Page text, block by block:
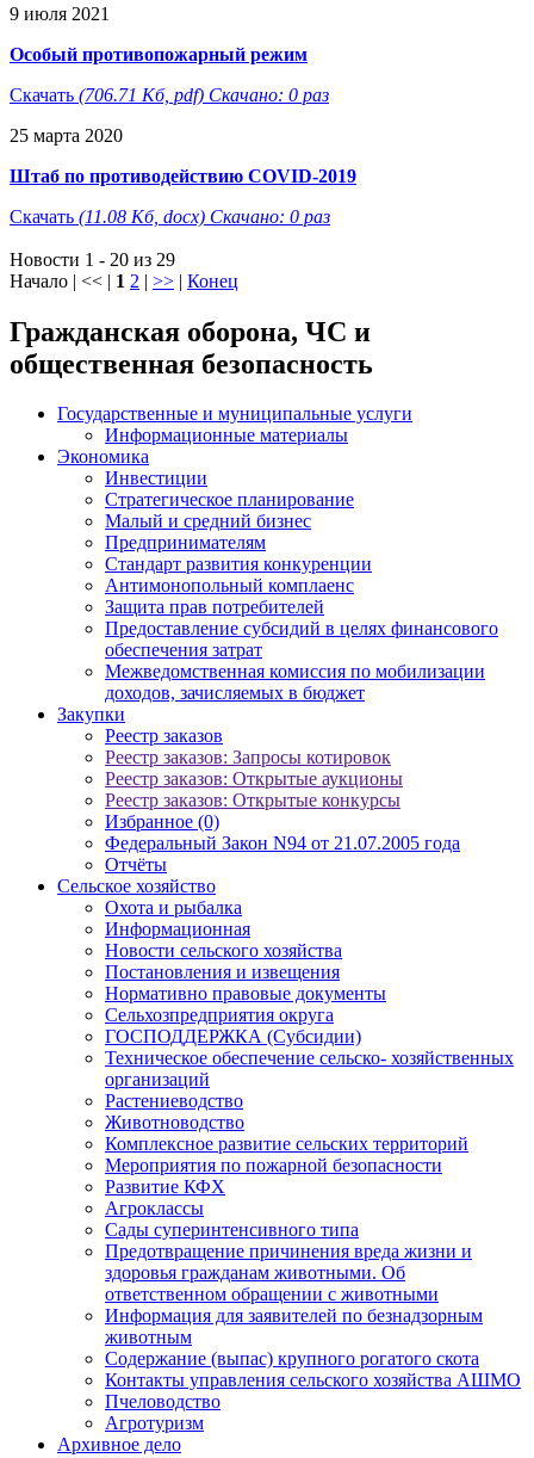
9 июля 2021
Особый противопожарный режим
Скачать (706.71 Кб, pdf) Скачано: 0 раз
25 марта 2020
Штаб по противодействию COVID-2019
Скачать (11.08 Кб, docx) Скачано: 0 раз
Новости 1 - 20 из 29
Начало | << | 1 2 | >> | Конец
Гражданская оборона, ЧС и
общественная безопасность
Государственные и муниципальные услуги
Информационные материалы
Экономика
Инвестиции
Стратегическое планирование
Малый и средний бизнес
Предпринимателям
Стандарт развития конкуренции
Антимонопольный комплаенс
Защита прав потребителей
Предоставление субсидий в целях финансового
обеспечения затрат
Межведомственная комиссия по мобилизации
доходов, зачисляемых в бюджет
Закупки
Реестр заказов
Реестр заказов: Запросы котировок
Реестр заказов: Открытые аукционы
Реестр заказов: Открытые конкурсы
Избранное (0)
Федеральный Закон N94 от 21.07.2005 года
Отчёты
Сельское хозяйство
Охота и рыбалка
Информационная
Новости сельского хозяйства
Постановления и извещения
Нормативно правовые документы
Сельхозпредприятия округа
ГОСПОДДЕРЖКА (Субсидии)
Техническое обеспечение сельско- хозяйственных
организаций
Растениеводство
Животноводство
Комплексное развитие сельских территорий
Мероприятия по пожарной безопасности
Развитие КФХ
Агроклассы
Сады суперинтенсивного типа
Предотвращение причинения вреда жизни и
здоровья гражданам животными. Об
ответственном обращении с животными
Информация для заявителей по безнадзорным
животным
Содержание (выпас) крупного рогатого скота
Контакты управления сельского хозяйства АШМО
Пчеловодство
Агротуризм
Архивное дело